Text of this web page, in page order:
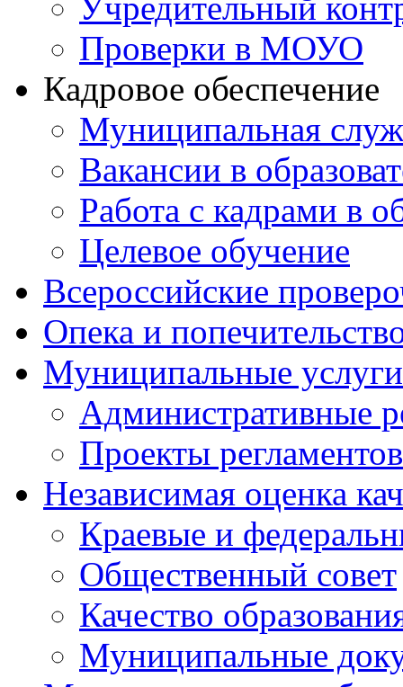
Учредительный
Проверки в МОУО
Кадровое обеспечение
Муниципальная
Вакансии в
Работа с кадрами в
Целевое обучение
Всероссийские
Опека и
Муниципальные услуги
Административные
Проекты регламентов
Независимая оценка
Краевые и
Общественный совет
Качество
Муниципальные